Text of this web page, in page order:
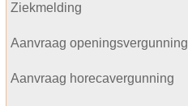
Ziekmelding
Aanvraag
Aanvraag horecavergunning